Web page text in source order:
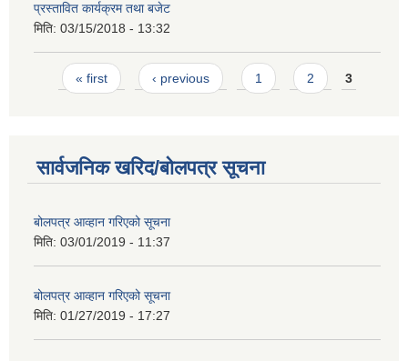
प्रस्तावित कार्यक्रम तथा बजेट
मिति: 03/15/2018 - 13:32
Pages
« first ‹ previous 1 2 3
सार्वजनिक खरिद/बोलपत्र सूचना
बोलपत्र आव्हान गरिएको सूचना
मिति: 03/01/2019 - 11:37
बोलपत्र आव्हान गरिएको सूचना
मिति: 01/27/2019 - 17:27